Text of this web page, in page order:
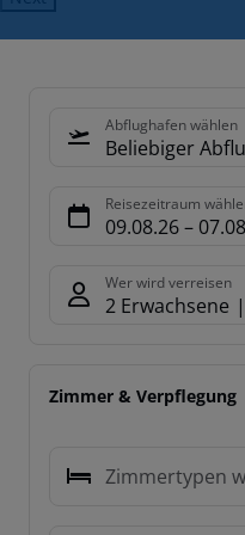
Abflughafen wählen
Beliebiger
Reisezeitraum
09.08.26–
Wer wird verreisen
2 Erwachsene
Zimmer & Verpflegung
Zimmertypen